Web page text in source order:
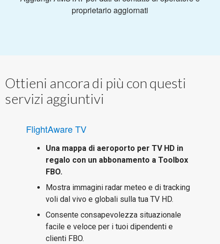
proprietario aggiornati
Ottieni ancora di più con questi
servizi aggiuntivi
FlightAware TV
Una mappa di aeroporto per TV HD in
regalo con un abbonamento a Toolbox
FBO.
Mostra immagini radar meteo e di tracking
voli dal vivo e globali sulla tua TV HD.
Consente consapevolezza situazionale
facile e veloce per i tuoi dipendenti e
clienti FBO.